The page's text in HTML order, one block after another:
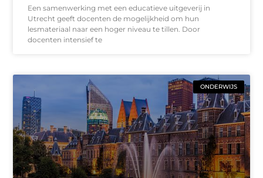
Een samenwerking met een educatieve uitgeverij in
Utrecht geeft docenten de mogelijkheid om hun
lesmateriaal naar een hoger niveau te tillen. Door
docenten intensief te
ONDERWIJS